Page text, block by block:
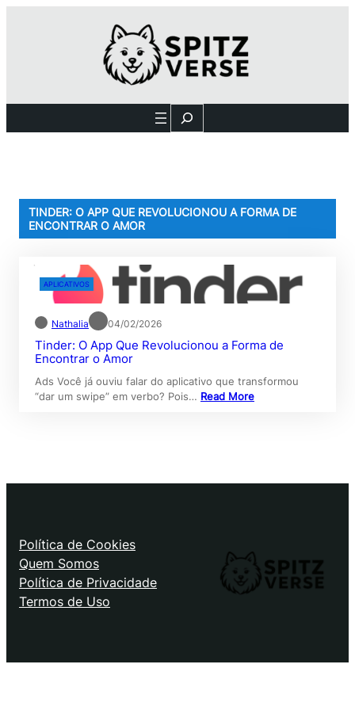
Search
TINDER: O APP QUE REVOLUCIONOU A FORMA DE
ENCONTRAR O AMOR
APLICATIVOS
Nathalia 04/02/2026
Tinder: O App Que Revolucionou a Forma de
Encontrar o Amor
Ads Você já ouviu falar do aplicativo que transformou
“dar um swipe” em verbo? Pois… Read More
Política de Cookies
Quem Somos
Política de Privacidade
Termos de Uso